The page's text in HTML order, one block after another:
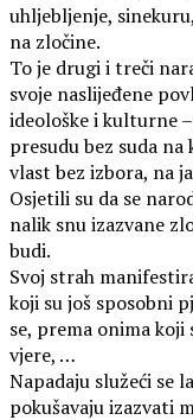
uhljebljenje,
na zločine.
To je drugi i treči
svoje naslijeđene
ideološke i kulturne
presudu bez suda
vlast bez izbora, na
Osjetili su da se
nalik snu izazvane
budi.
Svoj strah
koji su još sposobni
se, prema onima
vjere, …
Napadaju služeći se
pokušavaju izazvati